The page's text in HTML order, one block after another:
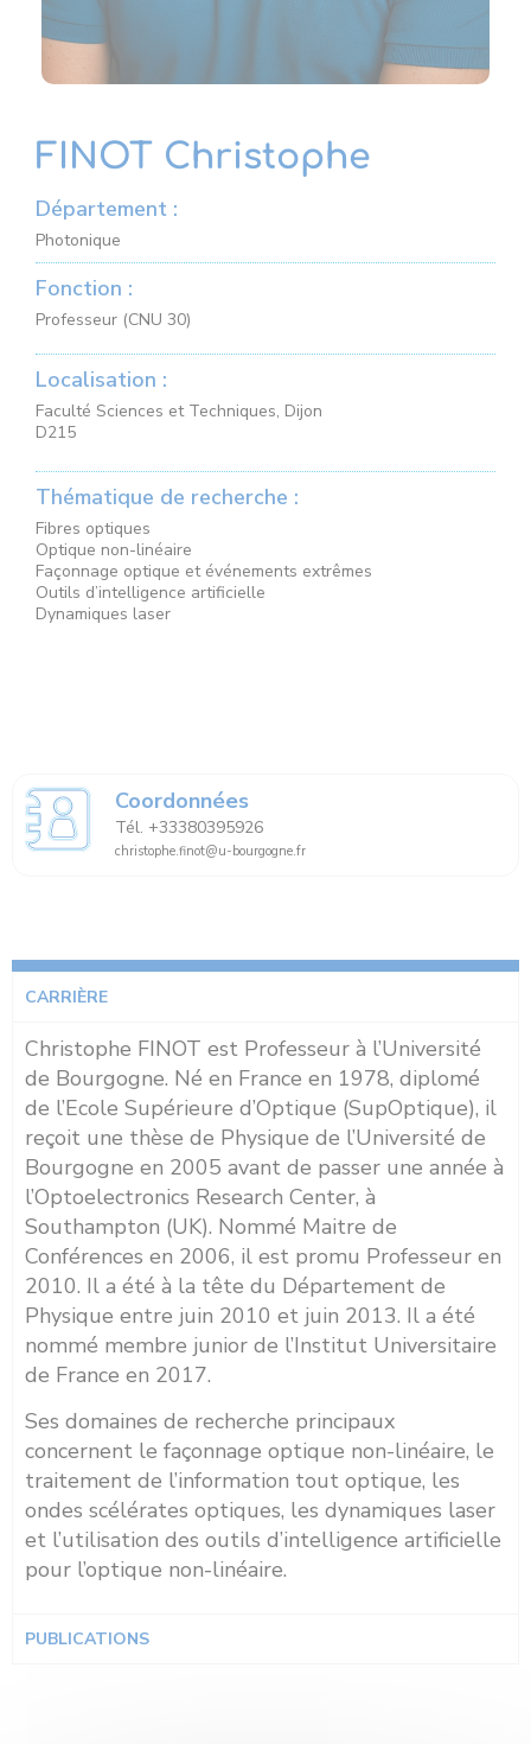
FINOT Christophe
Département :
Photonique
Fonction :
Professeur (CNU 30)
Localisation :
Faculté Sciences et Techniques, Dijon
D215
Thématique de recherche :
Fibres optiques
Optique non-linéaire
Façonnage optique et événements extrêmes
Outils d’intelligence artificielle
Dynamiques laser
Coordonnées
Tél. +33380395926
christophe.finot@u-bourgogne.fr
CARRIÈRE
Christophe FINOT est Professeur à l’Université
de Bourgogne. Né en France en 1978, diplomé
de l’Ecole Supérieure d’Optique (SupOptique), il
reçoit une thèse de Physique de l’Université de
Bourgogne en 2005 avant de passer une année à
l’Optoelectronics Research Center, à
Southampton (UK). Nommé Maitre de
Conférences en 2006, il est promu Professeur en
2010. Il a été à la tête du Département de
Physique entre juin 2010 et juin 2013. Il a été
nommé membre junior de l’Institut Universitaire
de France en 2017.
Ses domaines de recherche principaux
concernent le façonnage optique non-linéaire, le
traitement de l’information tout optique, les
ondes scélérates optiques, les dynamiques laser
et l’utilisation des outils d’intelligence artificielle
pour l’optique non-linéaire.
PUBLICATIONS